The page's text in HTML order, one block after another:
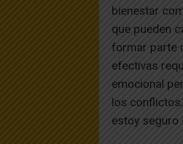
bienestar
que pueden
formar parte
efectivas
emocional
los
estoy seguro